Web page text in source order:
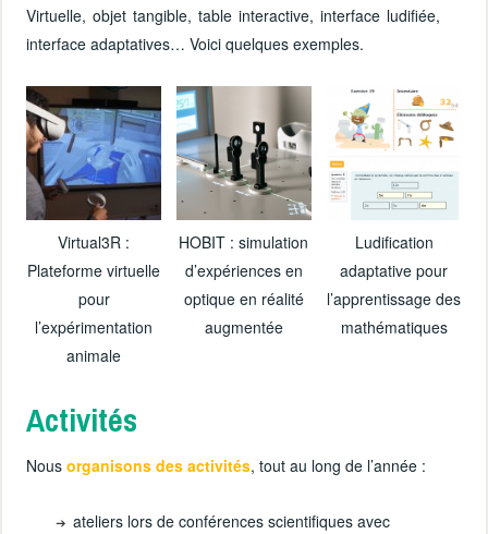
Virtuelle, objet tangible, table interactive, interface ludifiée,
interface adaptatives… Voici quelques exemples.
Virtual3R :
Plateforme virtuelle
pour
l’expérimentation
animale
HOBIT : simulation
d’expériences en
optique en réalité
augmentée
Ludification
adaptative pour
l’apprentissage des
mathématiques
Activités
Nousorganisons des activités, tout au long de l’année :
ateliers lors de conférences scientifiques avec